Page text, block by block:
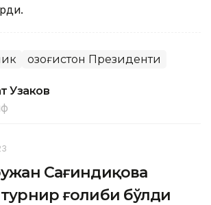
Қозоғистон Президенти
Узаков
Сағиндиқова
ғолиби бўлди